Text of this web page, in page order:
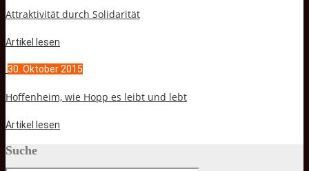
Attraktivität durch Solidarität
Artikel lesen
30. Oktober 2015
Hoffenheim, wie Hopp es leibt und lebt
Artikel lesen
Suche